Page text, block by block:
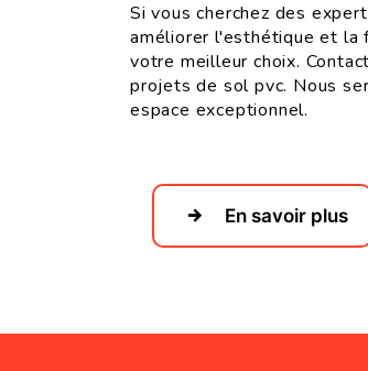
Si vous cherchez des
améliorer l'esthétique et la
votre meilleur choix.
projets de sol pvc. Nous
espace exceptionnel.
En savoir plus